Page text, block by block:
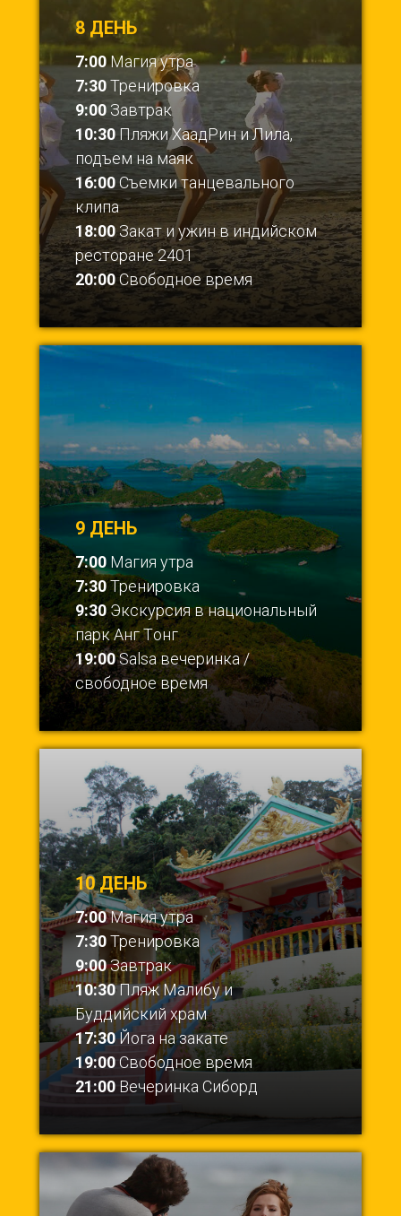
8 ДЕНЬ
7:00Магия утра
7:30Тренировка
9:00 Завтрак
10:30 Пляжи ХаадРин и Лила,
подъем на маяк
16:00Съемки танцевального
клипа
18:00Закат и ужин в индийском
ресторане 2401
20:00Свободное время
9 ДЕНЬ
7:00 Магия утра
7:30Тренировка
9:30Экскурсия в национальный
парк Анг Tонг
19:00Salsa вечеринка /
свободное время
10 ДЕНЬ
7:00Магия утра
7:30Тренировка
9:00Завтрак
10:30Пляж Малибу и
Буддийский храм
17:30Йога на закате
19:00Свободное время
21:00 Вечеринка Сиборд